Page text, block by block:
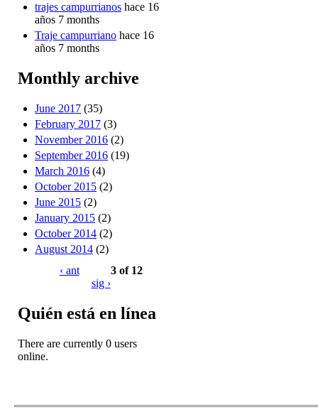
trajes campurrianos hace 16
años 7 months
Traje campurriano hace 16
años 7 months
Monthly archive
June 2017 (35)
February 2017 (3)
November 2016 (2)
September 2016 (19)
March 2016 (4)
October 2015 (2)
June 2015 (2)
January 2015 (2)
October 2014 (2)
August 2014 (2)
‹ ant
3 of 12
sig ›
Quién está en línea
There are currently 0 users
online.